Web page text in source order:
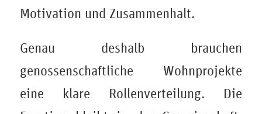
Motivation und Zusammenhalt.
Genau deshalb brauchen
genossenschaftliche Wohnprojekte
eine klare Rollenverteilung. Die